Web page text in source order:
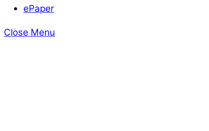
ePaper
Close Menu